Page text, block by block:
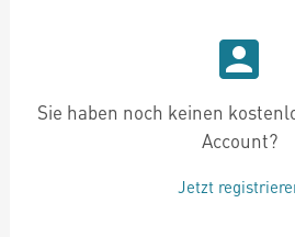
Sie haben noch keinen
Account?
Jetzt